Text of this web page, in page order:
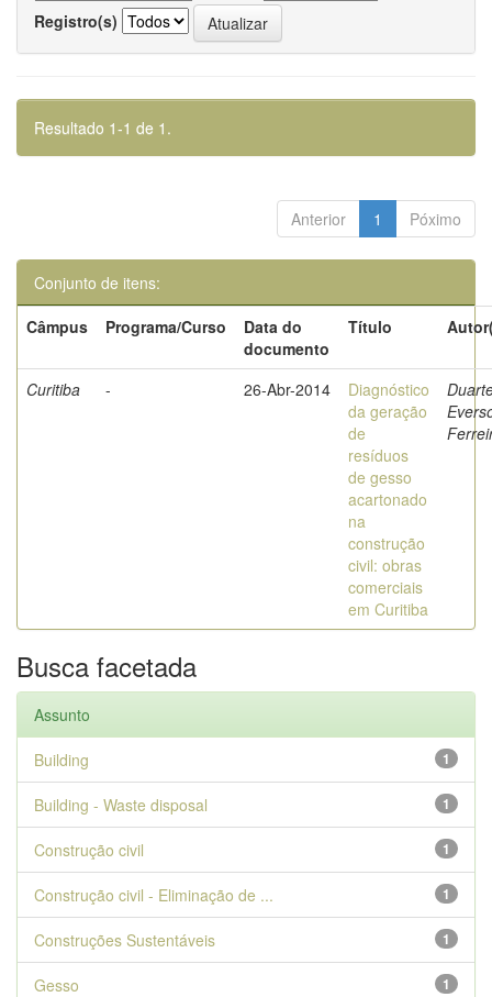
Registro(s)
Resultado 1-1 de 1.
Anterior 1 Póximo
Conjunto de itens:
Câmpus
Programa/Curso
Data do
documento
Título
Curitiba - 26-Abr-2014
Diagnóstico
da geração
de
resíduos
de gesso
acartonado
na
construção
civil: obras
comerciais
em Curitiba
Busca facetada
Assunto
1
Building
1
Building - Waste disposal
1
Construção civil
1
Construção civil - Eliminação de ...
1
Construções Sustentáveis
1
Gesso